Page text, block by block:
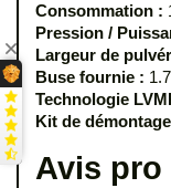
Consommation :
Pression /
Largeur de
Buse fournie :
Technologie
Kit de
Avis pro